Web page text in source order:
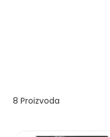
8 Proizvoda